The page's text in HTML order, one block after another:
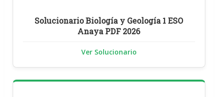
Solucionario Biología y Geología 1 ESO
Anaya PDF 2026
Ver Solucionario